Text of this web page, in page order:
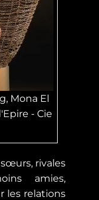
Mona El
- Cie
rivales
amies,
les relations